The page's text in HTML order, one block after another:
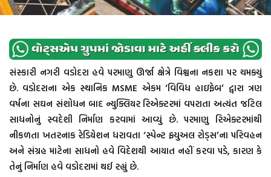
સંસ્કારી નગરી વડોદરા હવે પરમાણુ ઊર્જા ક્ષેત્રે વિશ્વના નકશા પર ચમક્યું
છે. વડોદરાના એક સ્થાનિક MSME એકમ ‘વિવિધ હાઇફેબ’ દ્વારા ત્રણ
વર્ષના સઘન સંશોધન બાદ ન્યુક્લિયર રિએક્ટરમાં વપરાતા અત્યંત જટિલ
સાધનોનું સ્વદેશી નિર્માણ કરવામાં આવ્યું છે. પરમાણુ રિએક્ટરમાંથી
નીકળતા ખતરનાક રેડિયેશન ધરાવતા ‘સ્પેન્ટ ફ્યુઅલ રોડ્સ’ના પરિવહન
અને સંગ્રહ માટેના સાધનો હવે વિદેશથી આયાત નહીં કરવા પડે, કારણ કે
તેનું નિર્માણ હવે વડોદરામાં થઈ રહ્યું છે.